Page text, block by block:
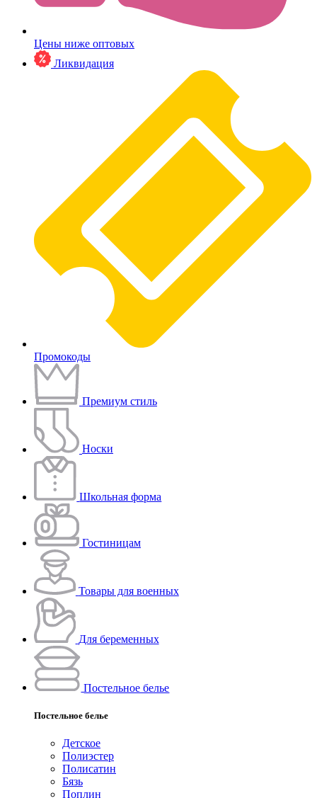
Цены ниже оптовых
Ликвидация
Промокоды
Премиум стиль
Носки
Школьная форма
Гостиницам
Товары для военных
Для беременных
Постельное белье
Постельное белье
Детское
Полиэстeр
Полисатин
Бязь
Поплин